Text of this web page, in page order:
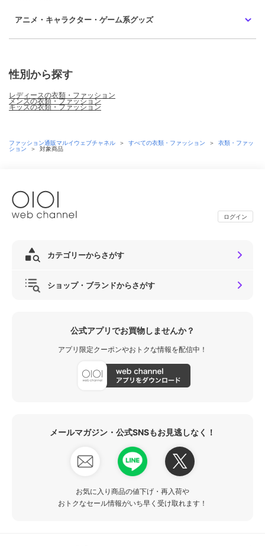
アニメ・キャラクター・ゲーム系グッズ
性別から探す
レディースの衣類・ファッション
メンズの衣類・ファッション
キッズの衣類・ファッション
ファッション通販マルイウェブチャネル ＞ すべての衣類・ファッション ＞
衣類・ファッ
ション
＞ 対象商品
ログイン
カテゴリーからさがす
ショップ・ブランドからさがす
公式アプリでお買物しませんか？
アプリ限定クーポンやおトクな情報を配信中！
メールマガジン・公式SNSもお見逃しなく！
お気に入り商品の値下げ・再入荷や
おトクなセール情報がいち早く受け取れます！